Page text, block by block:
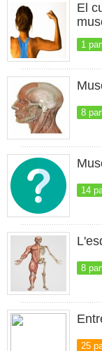
El
1
8
14
8
25